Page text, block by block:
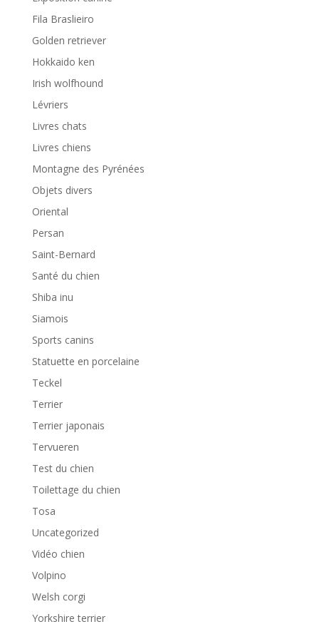
Fila Braslieiro
Golden retriever
Hokkaido ken
Irish wolfhound
Lévriers
Livres chats
Livres chiens
Montagne des Pyrénées
Objets divers
Oriental
Persan
Saint-Bernard
Santé du chien
Shiba inu
Siamois
Sports canins
Statuette en porcelaine
Teckel
Terrier
Terrier japonais
Tervueren
Test du chien
Toilettage du chien
Tosa
Uncategorized
Vidéo chien
Volpino
Welsh corgi
Yorkshire terrier